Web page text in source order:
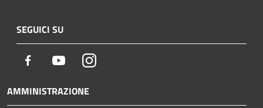
SEGUICI SU
Facebook YoutubeInstagram
AMMINISTRAZIONE